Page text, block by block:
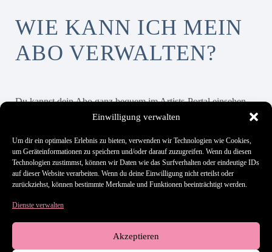
Einwilligung verwalten
Um dir ein optimales Erlebnis zu bieten, verwenden wir Technologien wie Cookies,
um Geräteinformationen zu speichern und/oder darauf zuzugreifen. Wenn du diesen
Technologien zustimmst, können wir Daten wie das Surfverhalten oder eindeutige IDs
auf dieser Website verarbeiten. Wenn du deine Einwilligung nicht erteilst oder
zurückziehst, können bestimmte Merkmale und Funktionen beeinträchtigt werden.
Dienste verwalten
Akzeptieren
WIE KANN ICH MEIN
ABO VERWALTEN?
Du kannst dein Abo ganz bequem im Artists-Portal einsehen,
ändern, verwalten oder kündigen.
Hat es dir geholfen?
Updated on 28. Mai 2026